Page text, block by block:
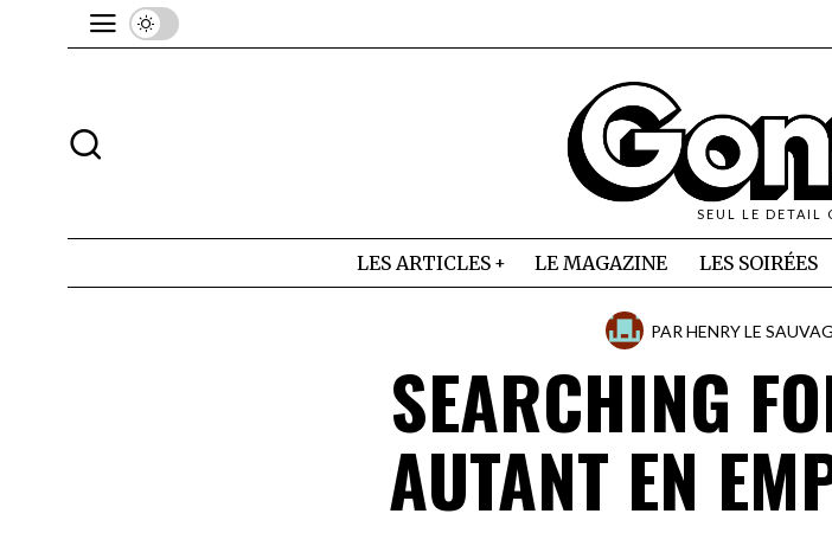
SEUL LE DETAIL
LES ARTICLES LE MAGAZINE LES SOIRÉES
PAR HENRY LE
SEARCHING
AUTANT EN